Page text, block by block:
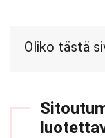
Oliko tästä